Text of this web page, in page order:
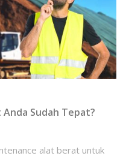
Sudah Tepat?
alat berat untuk